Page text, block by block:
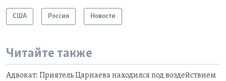
США Россия Новости
Читайте также
Адвокат: Приятель Царнаева находился под воздействием